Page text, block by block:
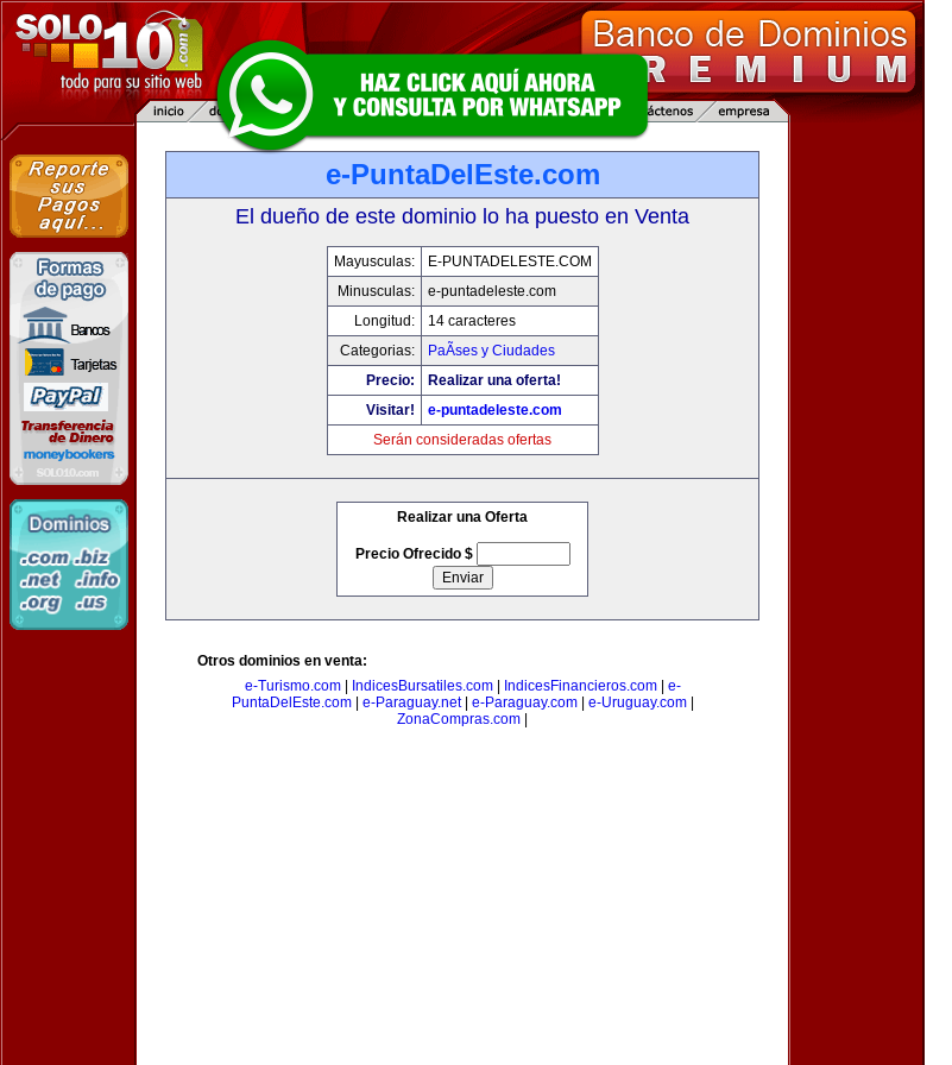
e-PuntaDelEste.com
El dueño de este dominio lo ha puesto en Venta
Mayusculas:
E-PUNTADELESTE.COM
Minusculas:
e-puntadeleste.com
Longitud:
14 caracteres
Categorias:
PaÃ­ses y Ciudades
Precio:
Realizar una oferta!
Visitar!
e-puntadeleste.com
Serán consideradas ofertas
Realizar una Oferta
Precio Ofrecido $
Otros dominios en venta:
e-Turismo.com| IndicesBursatiles.com| IndicesFinancieros.com| e-
PuntaDelEste.com| e-Paraguay.net| e-Paraguay.com| e-Uruguay.com|
ZonaCompras.com